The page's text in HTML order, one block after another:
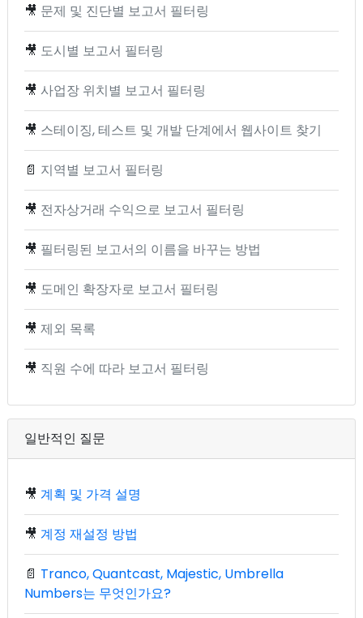
🎥 문제 및 진단별 보고서 필터링
🎥 도시별 보고서 필터링
🎥 사업장 위치별 보고서 필터링
🎥 스테이징, 테스트 및 개발 단계에서 웹사이트 찾기
📄 지역별 보고서 필터링
🎥 전자상거래 수익으로 보고서 필터링
🎥 필터링된 보고서의 이름을 바꾸는 방법
🎥 도메인 확장자로 보고서 필터링
🎥 제외 목록
🎥 직원 수에 따라 보고서 필터링
일반적인 질문
🎥 계획 및 가격 설명
🎥 계정 재설정 방법
📄 Tranco, Quantcast, Majestic, Umbrella
Numbers는 무엇인가요?